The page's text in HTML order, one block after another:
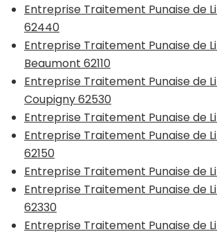
Entreprise Traitement Punaise de
62440
Entreprise Traitement Punaise de
Beaumont 62110
Entreprise Traitement Punaise de
Coupigny 62530
Entreprise Traitement Punaise de
Entreprise Traitement Punaise de
62150
Entreprise Traitement Punaise de
Entreprise Traitement Punaise de
62330
Entreprise Traitement Punaise de